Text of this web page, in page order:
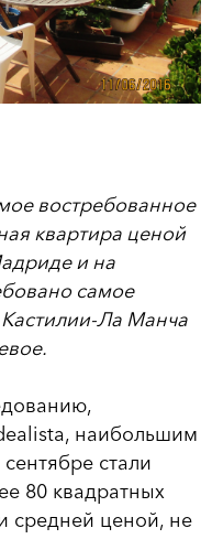
востребованное
квартира ценой
и на
самое
Ла Манча
наибольшим
стали
80 квадратных
средней ценой, не